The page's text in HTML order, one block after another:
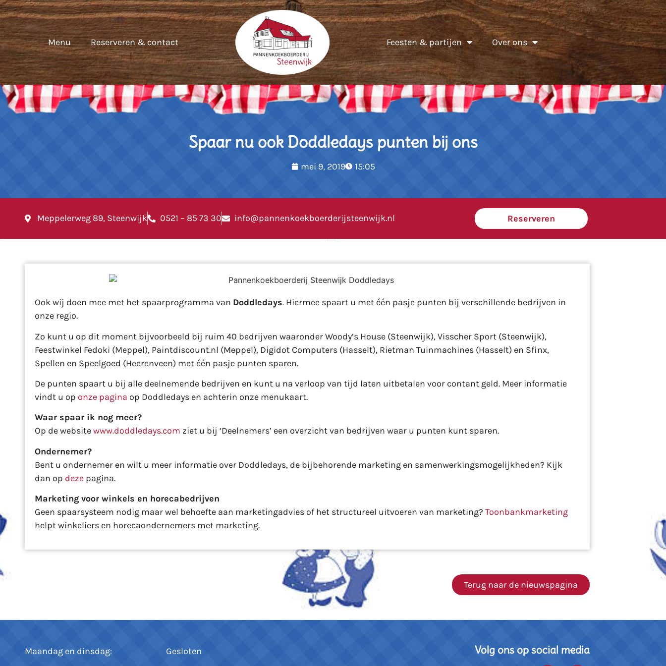
Menu Reserveren & contact Feesten & partijen Over ons
Spaar nu ook Doddledays punten bij ons
mei 9, 2019 15:05
Meppelerweg 89, Steenwijk 0521 – 85 73 30 info@pannenkoekboerderijsteenwijk.nl Reserveren
Ook wij doen mee met het spaarprogramma van Doddledays. Hiermee spaart u met één pasje punten bij verschillende bedrijven in
onze regio.
Zo kunt u op dit moment bijvoorbeeld bij ruim 40 bedrijven waaronder Woody’s House (Steenwijk), Visscher Sport (Steenwijk),
Feestwinkel Fedoki (Meppel), Paintdiscount.nl (Meppel), Digidot Computers (Hasselt), Rietman Tuinmachines (Hasselt) en Sfinx,
Spellen en Speelgoed (Heerenveen) met één pasje punten sparen.
De punten spaart u bij alle deelnemende bedrijven en kunt u na verloop van tijd laten uitbetalen voor contant geld. Meer informatie
vindt u op onze pagina op Doddledays en achterin onze menukaart.
Waar spaar ik nog meer?
Op de websitewww.doddledays.com ziet u bij ‘Deelnemers’ een overzicht van bedrijven waar u punten kunt sparen.
Ondernemer?
Bent u ondernemer en wilt u meer informatie over Doddledays, de bijbehorende marketing en samenwerkingsmogelijkheden? Kijk
dan op deze pagina.
Marketing voor winkels en horecabedrijven
Geen spaarsysteem nodig maar wel behoefte aan marketingadvies of het structureel uitvoeren van marketing? Toonbankmarketing
helpt winkeliers en horecaondernemers met marketing.
Terug naar de nieuwspagina
Maandag en dinsdag:
Gesloten
Volg ons op social media